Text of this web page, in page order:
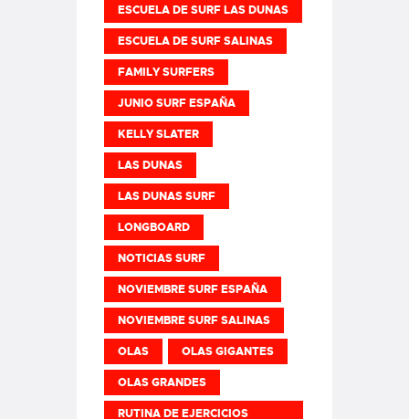
ESCUELA DE SURF LAS DUNAS
ESCUELA DE SURF SALINAS
FAMILY SURFERS
JUNIO SURF ESPAÑA
KELLY SLATER
LAS DUNAS
LAS DUNAS SURF
LONGBOARD
NOTICIAS SURF
NOVIEMBRE SURF ESPAÑA
NOVIEMBRE SURF SALINAS
OLAS OLAS GIGANTES
OLAS GRANDES
RUTINA DE EJERCICIOS